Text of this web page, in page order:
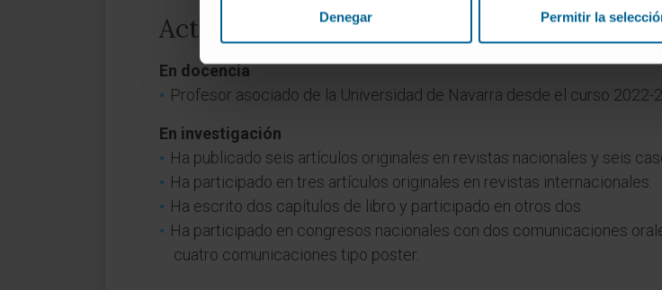
Denegar Permitir la
Actividad
En docencia
Profesor asociado de la Universidad de Navarra desde el curso 2022-
En investigación
Ha publicado seis artículos originales en revistas nacionales y seis
Ha participado en tres artículos originales en revistas internacionales.
Ha escrito dos capítulos de libro y participado en otros dos.
Ha participado en congresos nacionales con dos comunicaciones
cuatro comunicaciones tipo poster.